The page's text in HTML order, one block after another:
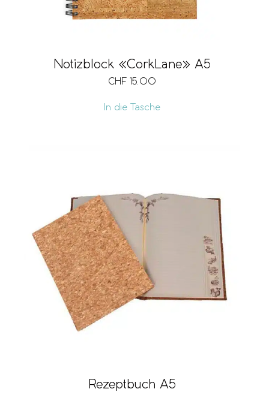
Notizblock «CorkLane» A5
CHF 15.00
In die Tasche
Rezeptbuch A5